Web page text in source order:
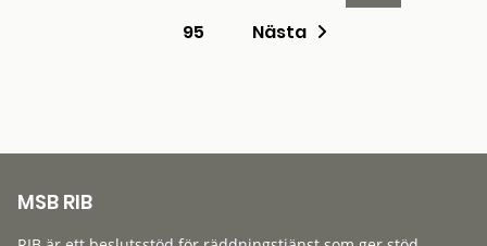
95
Nästa
MSB RIB